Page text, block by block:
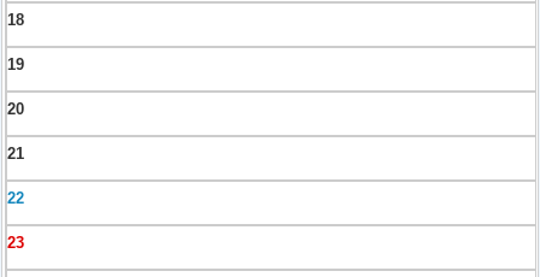
18
19
20
21
22
23